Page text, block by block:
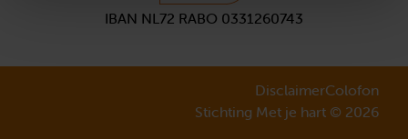
IBAN NL72 RABO 0331260743
DisclaimerColofon
Stichting Met je hart © 2026